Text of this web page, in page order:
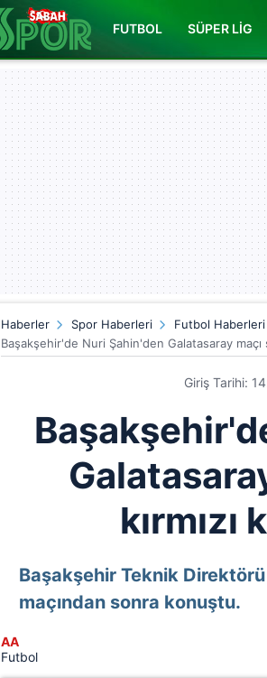
FUTBOL SÜPER LİG
Haberler Spor Haberleri
Futbol Haberleri
Başakşehir'de Nuri Şahin'den Galatasaray maçı
Giriş Tarihi:
Başakşehir Teknik
maçından sonra konuştu.
AA
Futbol